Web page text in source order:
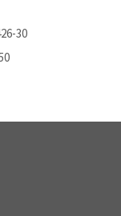
30